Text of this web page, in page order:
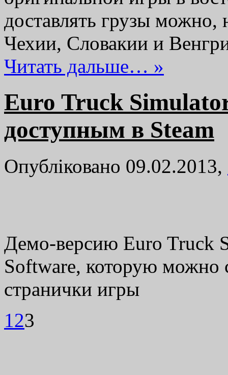
доставлять грузы
Чехии, Словакии и
Читать дальше… »
Euro Truck
доступным в Steam
Опубліковано 09.02.2013,
Демо-версию Euro Truck
Software, которую можно
странички игры
123